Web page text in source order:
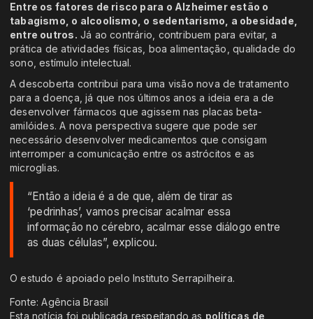
Entre os fatores de risco para o Alzheimer estão o
tabagismo, o alcoolismo, o sedentarismo, a obesidade,
entre outros. Já ao contrário, contribuem para evitar, a
prática de atividades físicas, boa alimentação, qualidade do
sono, estímulo intelectual.
A descoberta contribui para uma visão nova de tratamento
para a doença, já que nos últimos anos a ideia era a de
desenvolver fármacos que agissem nas placas beta-
amilóides. A nova perspectiva sugere que pode ser
necessário desenvolver medicamentos que consigam
interromper a comunicação entre os astrócitos e as
microglias.
“Então a ideia é a de que, além de tirar as
‘pedrinhas’, vamos precisar acalmar essa
informação no cérebro, acalmar esse diálogo entre
as duas células”, explicou.
O estudo é apoiado pelo Instituto Serrapilheira.
Fonte: Agência Brasil
Esta notícia foi publicada respeitando as políticas de